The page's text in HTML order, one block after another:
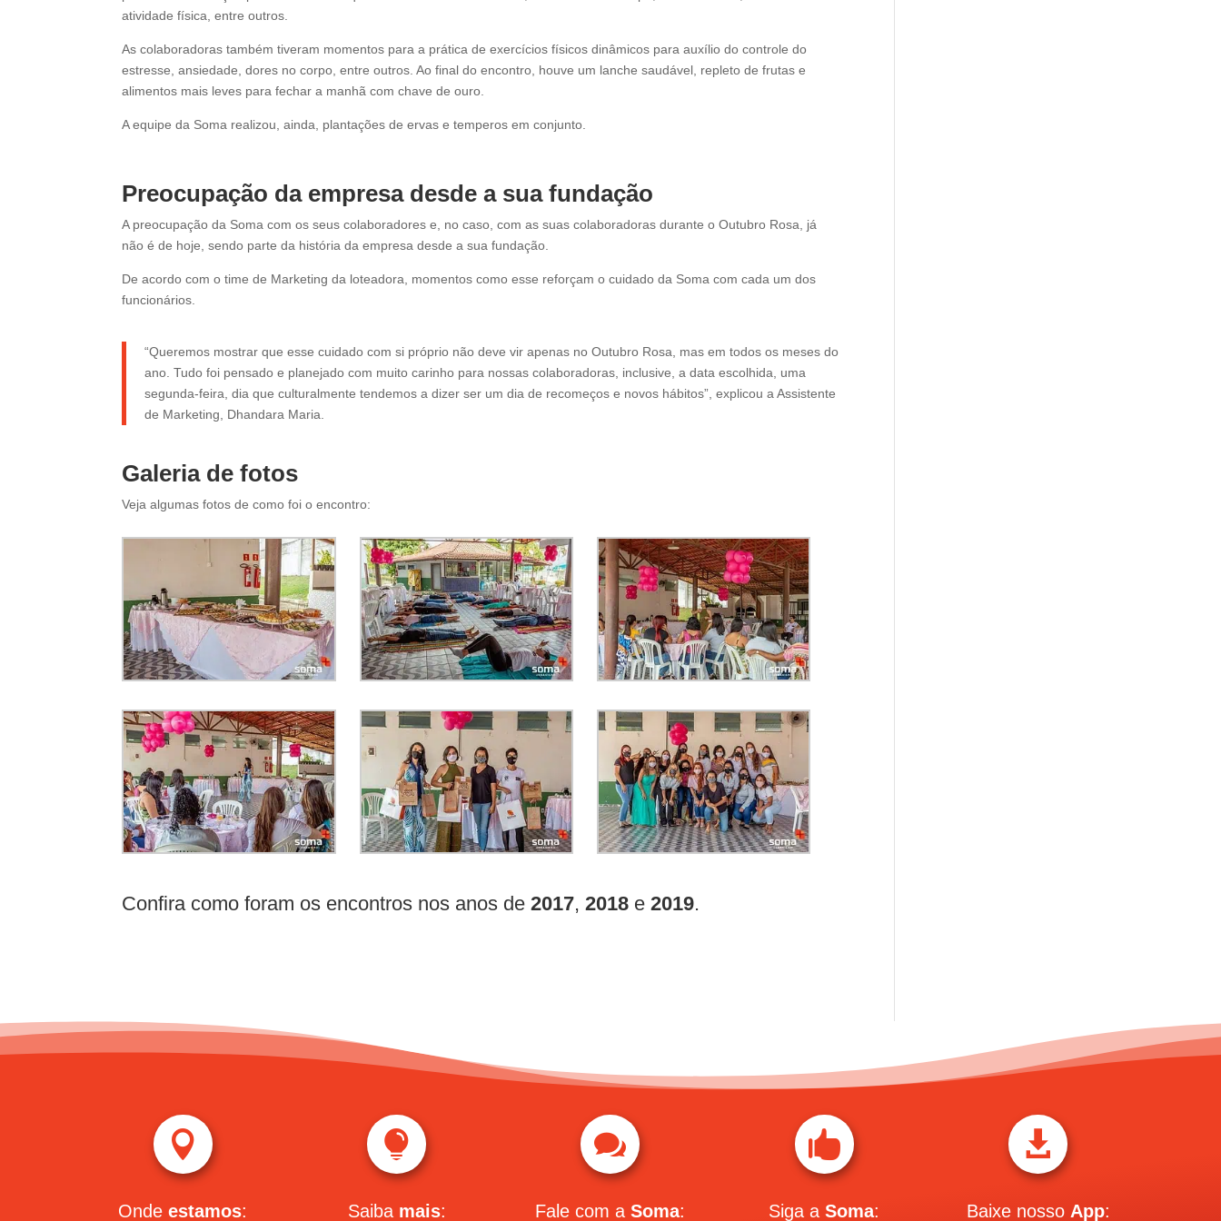
atividade física, entre outros.
As colaboradoras também tiveram momentos para a prática de exercícios físicos dinâmicos para auxílio do controle do
estresse, ansiedade, dores no corpo, entre outros. Ao final do encontro, houve um lanche saudável, repleto de frutas e
alimentos mais leves para fechar a manhã com chave de ouro.
A equipe da Soma realizou, ainda, plantações de ervas e temperos em conjunto.
Preocupação da empresa desde a sua fundação
A preocupação da Soma com os seus colaboradores e, no caso, com as suas colaboradoras durante o Outubro Rosa, já
não é de hoje, sendo parte da história da empresa desde a sua fundação.
De acordo com o time de Marketing da loteadora, momentos como esse reforçam o cuidado da Soma com cada um dos
funcionários.
“Queremos mostrar que esse cuidado com si próprio não deve vir apenas no Outubro Rosa, mas em todos os meses do
ano. Tudo foi pensado e planejado com muito carinho para nossas colaboradoras, inclusive, a data escolhida, uma
segunda-feira, dia que culturalmente tendemos a dizer ser um dia de recomeços e novos hábitos”, explicou a Assistente
de Marketing, Dhandara Maria.
Galeria de fotos
Veja algumas fotos de como foi o encontro:
Confira como foram os encontros nos anos de2017,2018 e2019.

Ondeestamos:

Saiba mais:

Fale com aSoma:

Siga aSoma:

Baixe nosso App: